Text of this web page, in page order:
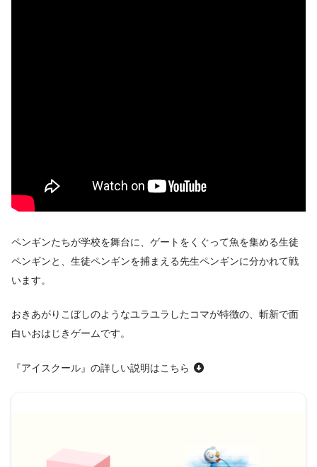
ペンギンたちが学校を舞台に、ゲートをくぐって魚を集める生徒
ペンギンと、生徒ペンギンを捕まえる先生ペンギンに分かれて戦
います。
おきあがりこぼしのようなユラユラしたコマが特徴の、斬新で面
白いおはじきゲームです。
『アイスクール』の詳しい説明はこちら